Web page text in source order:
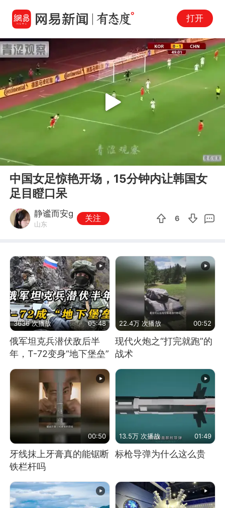
打开
Play
中国女足惊艳开场，15分钟内让韩国女
足目瞪口呆
静谧而安g
山东
关注 6
3636 次播放 05:48
俄军坦克兵潜伏敌后半
年，T-72变身“地下堡垒”
22.4万 次播放 00:52
现代火炮之“打完就跑”的
战术
00:50
牙线抹上牙膏真的能锯断
铁栏杆吗
13.5万 次播放 01:49
标枪导弹为什么这么贵